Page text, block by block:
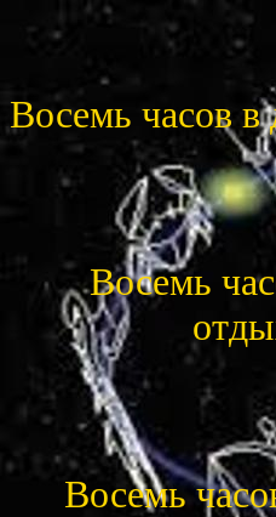
Восемь часов в
Восемь
Восемь